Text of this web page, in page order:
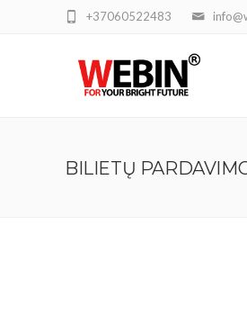
+37060522483
BILIETŲ